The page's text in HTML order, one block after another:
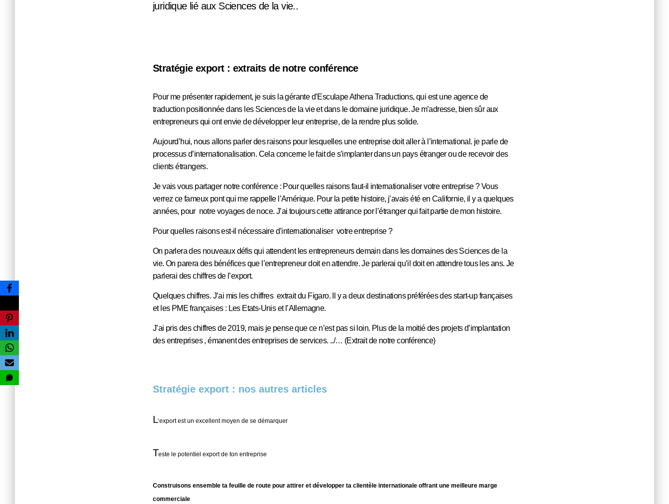
juridique lié aux Sciences de la vie..
Stratégie export : extraits de notre conférence
Pour me présenter rapidement, je suis la gérante d’Esculape Athena Traductions, qui est une agence de
traduction positionnée dans les Sciences de la vie et dans le domaine juridique. Je m’adresse, bien sûr aux
entrepreneurs qui ont envie de développer leur entreprise, de la rendre plus solide.
Aujourd’hui, nous allons parler des raisons pour lesquelles une entreprise doit aller à l’international. je parle de
processus d’internationalisation. Cela concerne le fait de s’implanter dans un pays étranger ou de recevoir des
clients étrangers.
Je vais vous partager notre conférence : Pour quelles raisons faut-il internationaliser votre entreprise ? Vous
verrez ce fameux pont qui me rappelle l’Amérique. Pour la petite histoire, j’avais été en Californie, il y a quelques
années, pour notre voyages de noce. J’ai toujours cette attirance por l’étranger qui fait partie de mon histoire.
Pour quelles raisons est-il nécessaire d’internationaliser votre entreprise ?
On parlera des nouveaux défis qui attendent les entrepreneurs demain dans les domaines des Sciences de la
vie. On parera des bénéfices que l’entrepreneur doit en attendre. Je parlerai qu’il doit en attendre tous les ans. Je
parlerai des chiffres de l’export.
Quelques chiffres. J’ai mis les chiffres extrait du Figaro. Il y a deux destinations préférées des start-up françaises
et les PME françaises : Les Etats-Unis et l’Allemagne.
J’ai pris des chiffres de 2019, mais je pense que ce n’est pas si loin. Plus de la moitié des projets d’implantation
des entreprises , émanent des entreprises de services. ../… (Extrait de notre conférence)
Stratégie export : nos autres articles
L‘export est un excellent moyen de se démarquer
Teste le potentiel export de ton entreprise
Construisons ensemble ta feuille de route pour attirer et développer ta clientèle internationale offrant une meilleure marge
commerciale